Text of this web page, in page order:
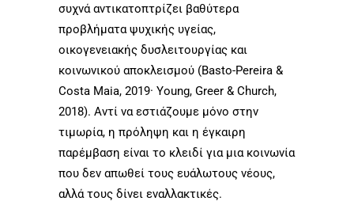
συχνά αντικατοπτρίζει βαθύτερα
προβλήματα ψυχικής υγείας,
οικογενειακής δυσλειτουργίας και
κοινωνικού αποκλεισμού (Basto-Pereira &
Costa Maia, 2019· Young, Greer & Church,
2018). Αντί να εστιάζουμε μόνο στην
τιμωρία, η πρόληψη και η έγκαιρη
παρέμβαση είναι το κλειδί για μια κοινωνία
που δεν απωθεί τους ευάλωτους νέους,
αλλά τους δίνει εναλλακτικές.